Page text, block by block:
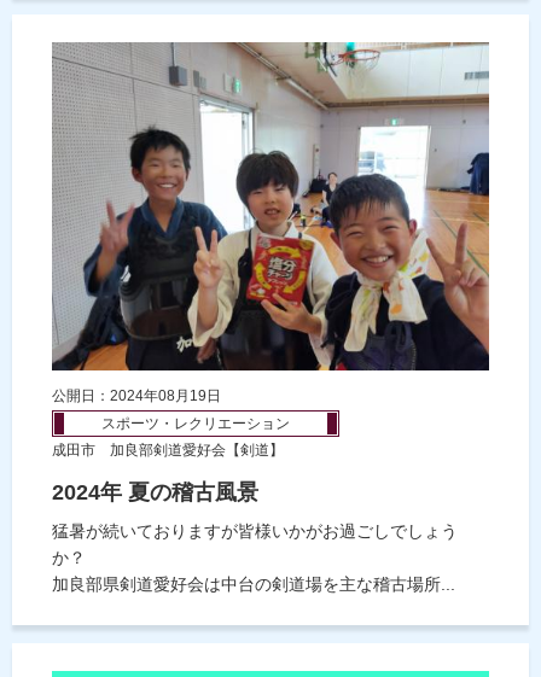
公開日：2024年08月19日
スポーツ・レクリエーション
成田市 加良部剣道愛好会【剣道】
2024年 夏の稽古風景
猛暑が続いておりますが皆様いかがお過ごしでしょう
か？
加良部県剣道愛好会は中台の剣道場を主な稽古場所...